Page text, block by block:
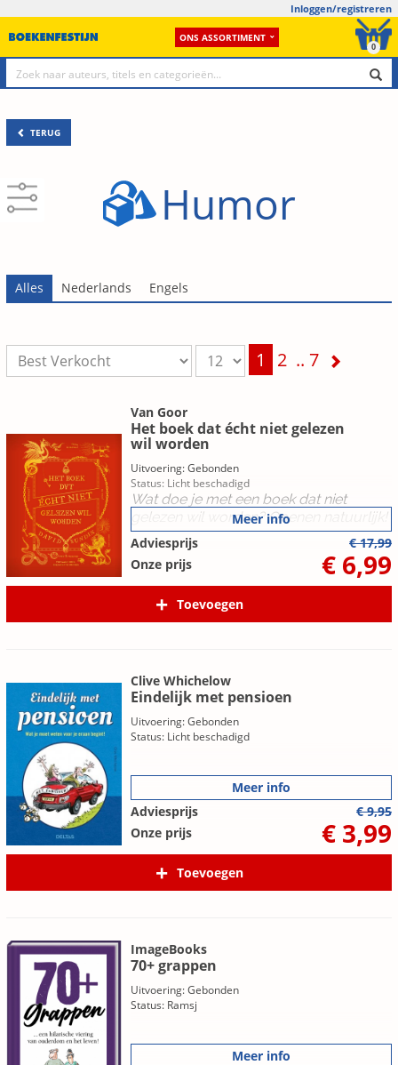
Inloggen/registreren
ONS ASSORTIMENT
0
TERUG
Humor
1 2 .. 7
Van Goor
Het boek dat écht niet gelezen
wil worden
Uitvoering: Gebonden
Status: Licht beschadigd
Wat doe je met een boek dat niet
gelezen wil worden? Openen natuurlijk!
Meer info
Adviesprijs
€ 17,99
Onze prijs
€ 6,99
Toevoegen
Clive Whichelow
Eindelijk met pensioen
Uitvoering: Gebonden
Status: Licht beschadigd
Meer info
Adviesprijs
€ 9,95
Onze prijs
€ 3,99
Toevoegen
ImageBooks
70+ grappen
Uitvoering: Gebonden
Status: Ramsj
Meer info